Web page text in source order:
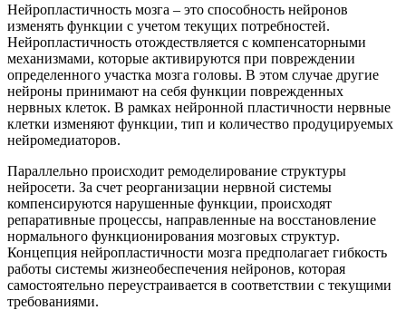
Нейропластичность мозга – это способность нейронов
изменять функции с учетом текущих потребностей.
Нейропластичность отождествляется с компенсаторными
механизмами, которые активируются при повреждении
определенного участка мозга головы. В этом случае другие
нейроны принимают на себя функции поврежденных
нервных клеток. В рамках нейронной пластичности нервные
клетки изменяют функции, тип и количество продуцируемых
нейромедиаторов.
Параллельно происходит ремоделирование структуры
нейросети. За счет реорганизации нервной системы
компенсируются нарушенные функции, происходят
репаративные процессы, направленные на восстановление
нормального функционирования мозговых структур.
Концепция нейропластичности мозга предполагает гибкость
работы системы жизнеобеспечения нейронов, которая
самостоятельно переустраивается в соответствии с текущими
требованиями.